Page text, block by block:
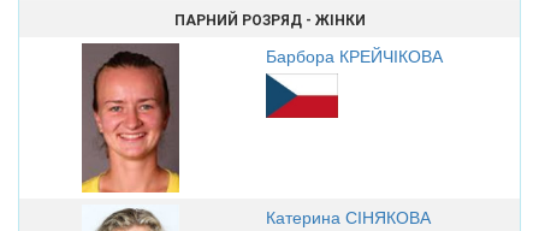
ПАРНИЙ РОЗРЯД - ЖІНКИ
Барбора КРЕЙЧІКОВА
Катерина СІНЯКОВА